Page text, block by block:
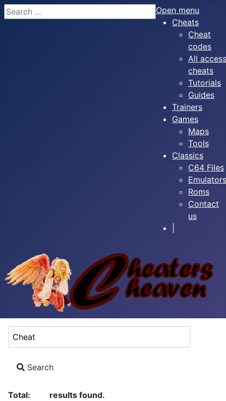
Search
Open menu
Cheats
Cheat
codes
All access
cheats
Tutorials
Guides
Trainers
Games
Maps
Tools
Classics
C64 Files
Emulators
Roms
Contact
us
Search Keyword:
Search
Total: results found.